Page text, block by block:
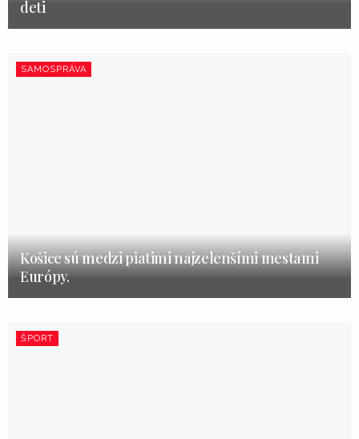
deti
SAMOSPRÁVA
Košice sú medzi piatimi najzelenšími mestami
Európy.
ŠPORT